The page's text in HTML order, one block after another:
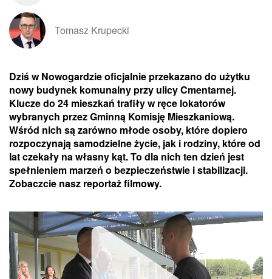
Tomasz Krupecki
Dziś w Nowogardzie oficjalnie przekazano do użytku
nowy budynek komunalny przy ulicy Cmentarnej.
Klucze do 24 mieszkań trafiły w ręce lokatorów
wybranych przez Gminną Komisję Mieszkaniową.
Wśród nich są zarówno młode osoby, które dopiero
rozpoczynają samodzielne życie, jak i rodziny, które od
lat czekały na własny kąt. To dla nich ten dzień jest
spełnieniem marzeń o bezpieczeństwie i stabilizacji.
Zobaczcie nasz reportaż filmowy.